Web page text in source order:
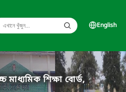
English
মাধ্যমিক শিক্ষা বোর্ড,